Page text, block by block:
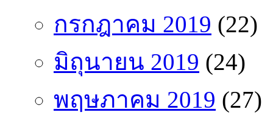
กรกฎาคม 2019 (22)
มิถุนายน 2019 (24)
พฤษภาคม 2019 (27)